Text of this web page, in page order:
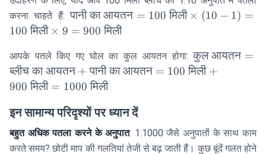
करना चाहते हैं:\text{पानी
का
100
\text{
मिली}
(10 - 1) =
100
\text{
मिली}
पानी का आयतन = 100 मिली × (10 − 1) =
100 मिली × 9 = 900 मिली
आपके पतले किए गए घोल का कुल आयतन होगा:\text{कुल
आयतन} =
का आयतन}
= 100
कुल आयतन =
ब्लीच का आयतन + पानी का आयतन = 100 मिली +
900 मिली = 1000 मिली
इन सामान्य परिदृश्यों पर ध्यान दें
बहुत अधिक पतला करने के अनुपात: 1:1000 जैसे अनुपातों के साथ काम
करते समय? छोटी माप की गलतियां तेजी से बढ़ जाती हैं। कुछ बूंदें गलत होने